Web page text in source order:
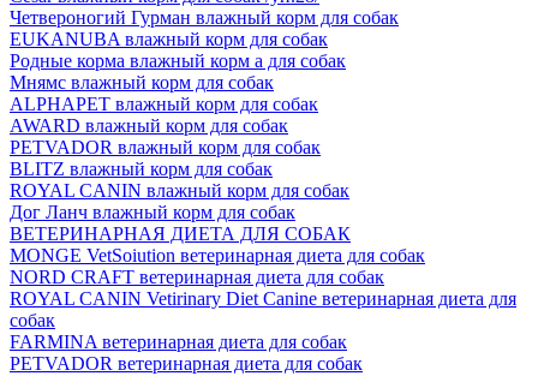
Четвероногий Гурман влажный корм для собак
EUKANUBA влажный корм для собак
Родные корма влажный корм а для собак
Мнямс влажный корм для собак
ALPHAPET влажный корм для собак
AWARD влажный корм для собак
PETVADOR влажный корм для собак
BLITZ влажный корм для собак
ROYAL CANIN влажный корм для собак
Дог Ланч влажный корм для собак
ВЕТЕРИНАРНАЯ ДИЕТА ДЛЯ СОБАК
MONGE VetSoiution ветеринарная диета для собак
NORD CRAFT ветеринарная диета для собак
ROYAL CANIN Vetirinary Diet Canine ветеринарная диета для
собак
FARMINA ветеринарная диета для собак
PETVADOR ветеринарная диета для собак